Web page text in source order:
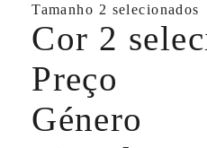
Tamanho 2 selecionados
Cor 2
Preço
Género